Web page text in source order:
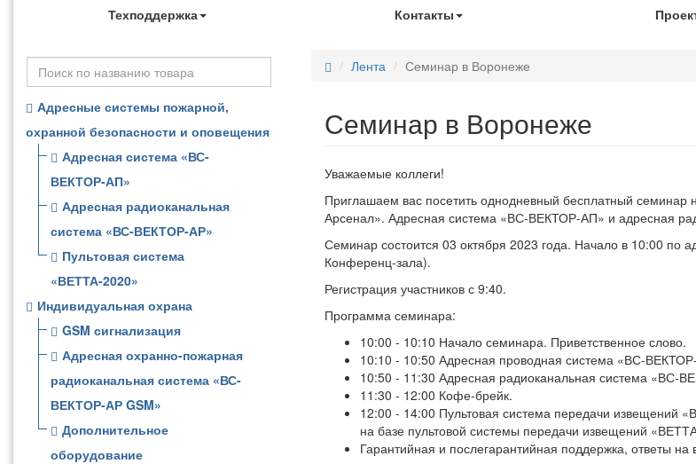
Техподдержка Контакты
Адресные системы пожарной,
охранной безопасности и оповещения
Адресная система «ВС-
ВЕКТОР-АП»
Адресная радиоканальная
система «ВС-ВЕКТОР-АР»
Пультовая система
«ВЕТТА-2020»
Индивидуальная охрана
GSM сигнализация
Адресная охранно-пожарная
радиоканальная система «ВС-
ВЕКТОР-АР GSM»
Дополнительное
оборудование
Лента Семинар в Воронеже
Семинар в Воронеже
Уважаемые коллеги!
Приглашаем вас посетить однодневный бесплатный
Арсенал». Адресная система «ВС-ВЕКТОР-АП» и адресная
Семинар состоится 03 октября 2023 года. Начало в 10:00 по
Конференц-зала).
Регистрация участников с 9:40.
Программа семинара:
10:00 - 10:10 Начало семинара. Приветственное слово.
10:10 - 10:50 Адресная проводная система «ВС-
10:50 - 11:30 Адресная радиоканальная система «ВС-
11:30 - 12:00 Кофе-брейк.
12:00 - 14:00 Пультовая система передачи извещений
на базе пультовой системы передачи извещений
Гарантийная и послегарантийная поддержка, ответы на